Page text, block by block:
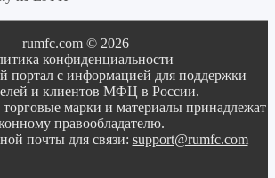
rumfc.com © 2026
конфиденциальности
портал с информацией для поддержки
и клиентов МФЦ в России.
марки и материалы принадлежат
правообладателю.
почты для связи: support@rumfc.com